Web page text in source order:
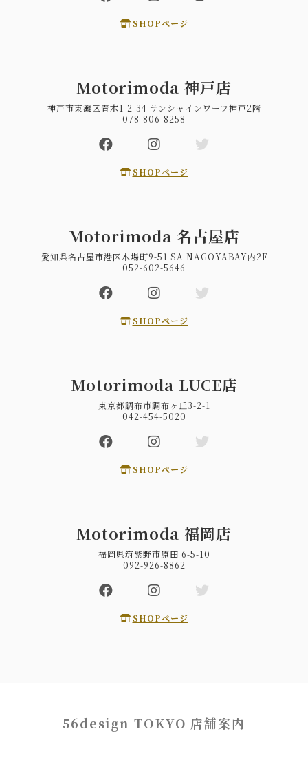
SHOPページ
Motorimoda 神戸店
神戸市東灘区青木1-2-34 サンシャインワーフ神戸2階
078-806-8258
SHOPページ
Motorimoda 名古屋店
愛知県名古屋市港区木場町9-51 SA NAGOYABAY内2F
052-602-5646
SHOPページ
Motorimoda LUCE店
東京都調布市調布ヶ丘3-2-1
042-454-5020
SHOPページ
Motorimoda 福岡店
福岡県筑紫野市原田 6-5-10
092-926-8862
SHOPページ
56design TOKYO 店舗案内